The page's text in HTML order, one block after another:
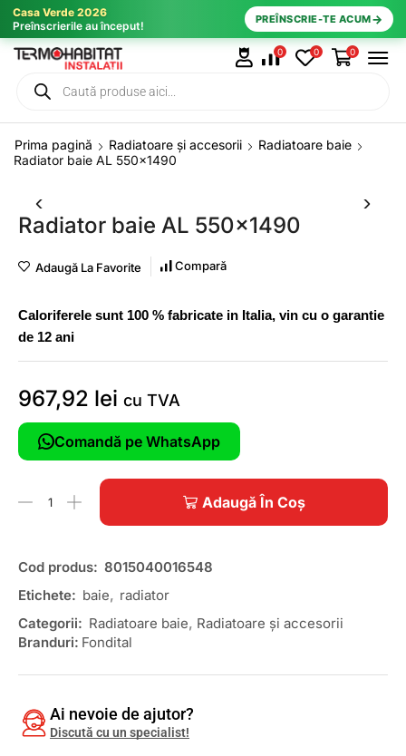
Casa Verde 2026
Preînscrierile au început!
PREÎNSCRIE-TE ACUM→
0 0 0
Prima pagină Radiatoare și accesorii
Radiatoare baie
Radiator baie AL 550×1490
Radiator baie AL 550×1490
Adaugă La Favorite Compară
Caloriferele sunt 100 % fabricate in Italia, vin cu o garantie
de 12 ani
967,92 lei cu TVA
Comandă pe WhatsApp
Adaugă În Coș
Cod produs: 8015040016548
Etichete: baie, radiator
Categorii: Radiatoare baie, Radiatoare și accesorii
Branduri: Fondital
Ai nevoie de ajutor?
Discută cu un specialist!